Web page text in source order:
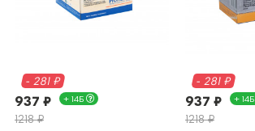
- 281 ₽
937 ₽ + 14Б
1218 ₽
- 281 ₽
937 ₽ + 14Б
1218 ₽